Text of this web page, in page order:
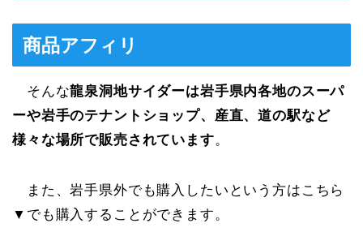
商品アフィリ
そんな龍泉洞地サイダーは岩手県内各地のスーパ
ーや岩手のテナントショップ、産直、道の駅など
様々な場所で販売されています。
また、岩手県外でも購入したいという方はこちら
▼でも購入することができます。